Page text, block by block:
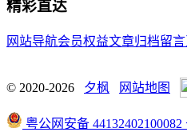
精彩直达
网站导航会员权益文章归档留
© 2020-2026 夕枫 网站地图
粤公网安备 44132402100082